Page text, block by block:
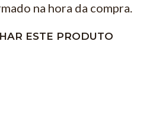
na hora da compra.
ESTE PRODUTO